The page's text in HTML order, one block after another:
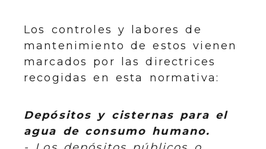
Los controles y labores de
mantenimiento de estos vienen
marcados por las directrices
recogidas en esta normativa:
Depósitos y cisternas para el
agua de consumo humano.